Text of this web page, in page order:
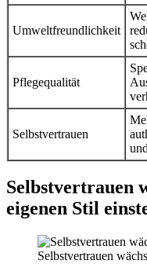
Umweltfreundlichkeit
Pflegequalität
Selbstvertrauen
Selbstvertrauen
eigenen Stil
Selbstvertrauen